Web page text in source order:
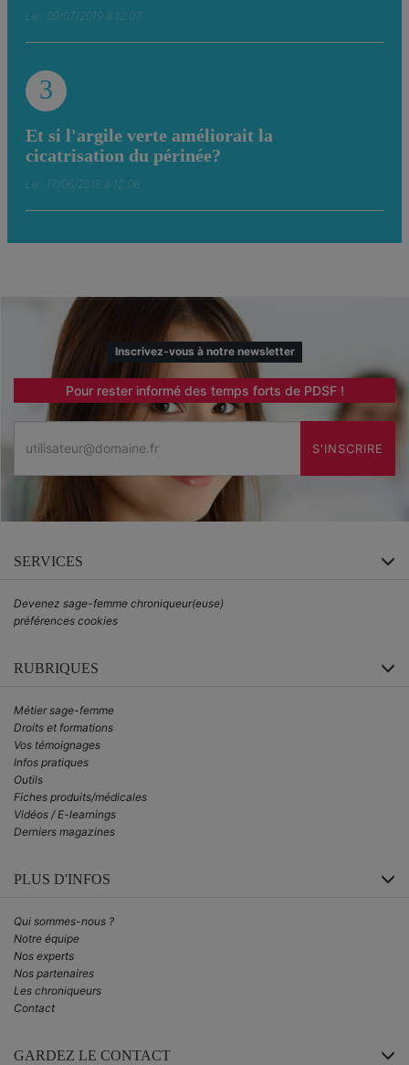
Le : 09/07/2019 à 12:07
3
Et si l'argile verte améliorait la
cicatrisation du périnée?
Le : 17/06/2018 à 12:06
Inscrivez-vous à notre newsletter
Pour rester informé des temps forts de PDSF !
S'INSCRIRE
SERVICES
Devenez sage-femme chroniqueur(euse)
préférences cookies
RUBRIQUES
Métier sage-femme
Droits et formations
Vos témoignages
Infos pratiques
Outils
Fiches produits/médicales
Vidéos / E-learnings
Derniers magazines
PLUS D'INFOS
Qui sommes-nous ?
Notre équipe
Nos experts
Nos partenaires
Les chroniqueurs
Contact
GARDEZ LE CONTACT